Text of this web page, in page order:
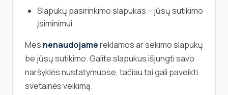
Slapukų pasirinkimo slapukas – jūsų sutikimo
įsiminimui
Mes nenaudojamereklamos ar sekimo slapukų
be jūsų sutikimo. Galite slapukus išjungti savo
naršyklės nustatymuose, tačiau tai gali paveikti
svetainės veikimą.